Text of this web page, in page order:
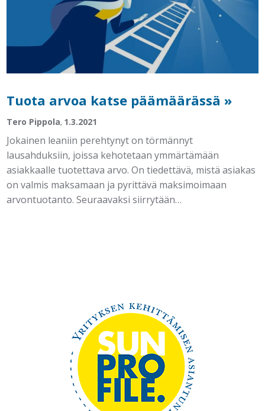
Tuota arvoa katse päämäärässä »
Tero Pippola, 1.3.2021
Jokainen leaniin perehtynyt on törmännyt
lausahduksiin, joissa kehotetaan ymmärtämään
asiakkaalle tuotettava arvo. On tiedettävä, mistä asiakas
on valmis maksamaan ja pyrittävä maksimoimaan
arvontuotanto. Seuraavaksi siirrytään…